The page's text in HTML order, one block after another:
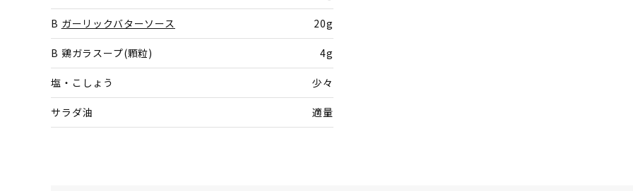
B ガーリックバターソース 20g
B 鶏ガラスープ(顆粒) 4g
塩・こしょう 少々
サラダ油 適量